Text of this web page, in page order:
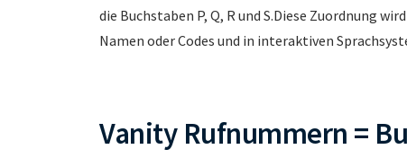
die Buchstaben P, Q, R und S.Diese Zuordnung
Namen oder Codes und in interaktiven
Vanity Rufnummern =